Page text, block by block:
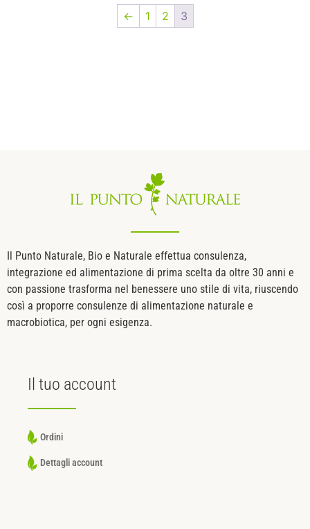
← 1 2 3
Il Punto Naturale, Bio e Naturale effettua consulenza,
integrazione ed alimentazione di prima scelta da oltre 30 anni e
con passione trasforma nel benessere uno stile di vita, riuscendo
così a proporre consulenze di alimentazione naturale e
macrobiotica, per ogni esigenza.
Il tuo account
Ordini
Dettagli account